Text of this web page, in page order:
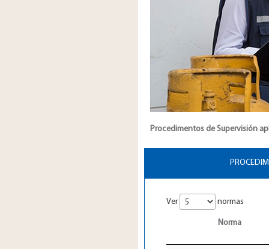
Procedimentos de Supervisión
Ver normas
Norma